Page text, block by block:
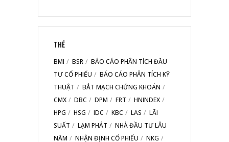
THẺ
BMI BSR
BÁO CÁO PHÂN TÍCH ĐẦU
TƯ CỔ PHIẾU
BÁO CÁO PHÂN TÍCH KỸ
THUẬT
BẮT MẠCH CHỨNG KHOÁN
CMX
DBC DPM FRT
HNINDEX
HPG
HSG IDC KBC LAS
LÃI
SUẤT
LẠM PHÁT
NHÀ ĐẦU TƯ LÂU
NĂM
NHẬN ĐỊNH CỔ PHIẾU
NKG